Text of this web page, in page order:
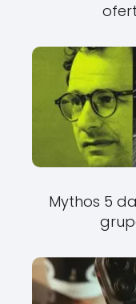
Mythos 5